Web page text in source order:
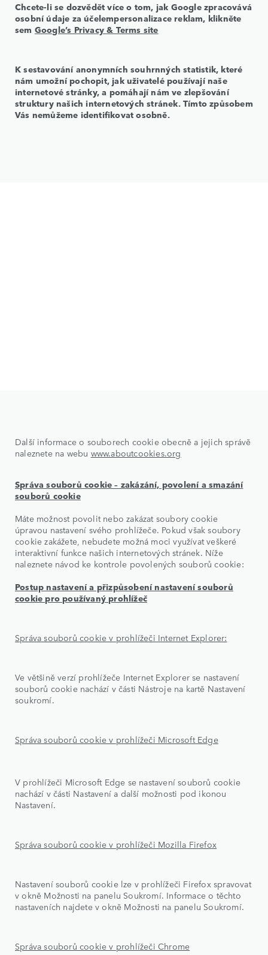
Chcete-li se dozvědět více o tom, jak Google zpracovává
osobní údaje za účelempersonalizace reklam, klikněte
sem Google’s Privacy & Terms site
K sestavování anonymních souhrnných statistik, které
nám umožní pochopit, jak uživatelé používají naše
internetové stránky, a pomáhají nám ve zlepšování
struktury našich internetových stránek. Tímto způsobem
Vás nemůžeme identifikovat osobně.
Další informace o souborech cookie obecně a jejich správě
naleznete na webu www.aboutcookies.org
Správa souborů cookie – zakázání, povolení a smazání
souborů cookie
Máte možnost povolit nebo zakázat soubory cookie
úpravou nastavení svého prohlížeče. Pokud však soubory
cookie zakážete, nebudete možná moci využívat veškeré
interaktivní funkce našich internetových stránek. Níže
naleznete návod ke kontrole povolených souborů cookie:
Postup nastavení a přizpůsobení nastavení souborů
cookie pro používaný prohlížeč
Správa souborů cookie v prohlížeči Internet Explorer:
Ve většině verzí prohlížeče Internet Explorer se nastavení
souborů cookie nachází v části Nástroje na kartě Nastavení
soukromí.
Správa souborů cookie v prohlížeči Microsoft Edge
V prohlížeči Microsoft Edge se nastavení souborů cookie
nachází v části Nastavení a další možnosti pod ikonou
Nastavení.
Správa souborů cookie v prohlížeči Mozilla Firefox
Nastavení souborů cookie lze v prohlížeči Firefox spravovat
v okně Možnosti na panelu Soukromí. Informace o těchto
nastaveních najdete v okně Možnosti na panelu Soukromí.
Správa souborů cookie v prohlížeči Chrome